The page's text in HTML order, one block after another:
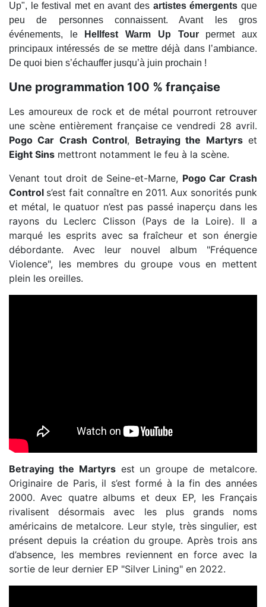
Up", le festival met en avant des artistes émergents que
peu de personnes connaissent. Avant les gros
événements, le
Hellfest Warm Up Tourpermet aux
principaux intéressés de se mettre déjà dans l’ambiance.
De quoi bien s’échauffer jusqu’à juin prochain !
Une programmation 100 % française
Les amoureux de rock et de métal pourront retrouver
une scène entièrement française ce vendredi 28 avril.
Pogo Car Crash Control, Betraying the Martyrset
Eight Sins mettront notamment le feu à la scène.
Venant tout droit de Seine-et-Marne, Pogo Car Crash
Control s’est fait connaître en 2011. Aux sonorités punk
et métal, le quatuor n’est pas passé inaperçu dans les
rayons du Leclerc Clisson (Pays de la Loire). Il a
marqué les esprits avec sa fraîcheur et son énergie
débordante. Avec leur nouvel album "Fréquence
Violence", les membres du groupe vous en mettent
plein les oreilles.
Betraying the Martyrsest un groupe de metalcore.
Originaire de Paris, il s’est formé à la fin des années
2000. Avec quatre albums et deux EP, les Français
rivalisent désormais avec les plus grands noms
américains de metalcore. Leur style, très singulier, est
présent depuis la création du groupe. Après trois ans
d’absence, les membres reviennent en force avec la
sortie de leur dernier EP "Silver Lining" en 2022.